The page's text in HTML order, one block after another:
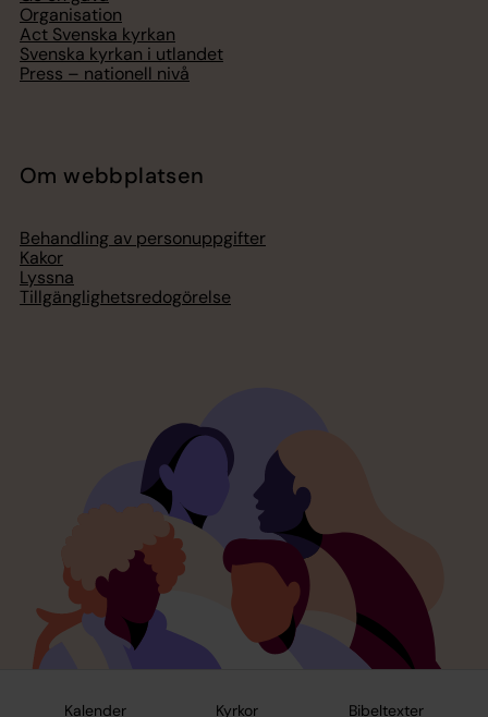
Kalender Kyrkor Bibeltexter
Organisation
Act Svenska kyrkan
Svenska kyrkan i utlandet
Press – nationell nivå
Om webbplatsen
Behandling av personuppgifter
Kakor
Lyssna
Tillgänglighetsredogörelse